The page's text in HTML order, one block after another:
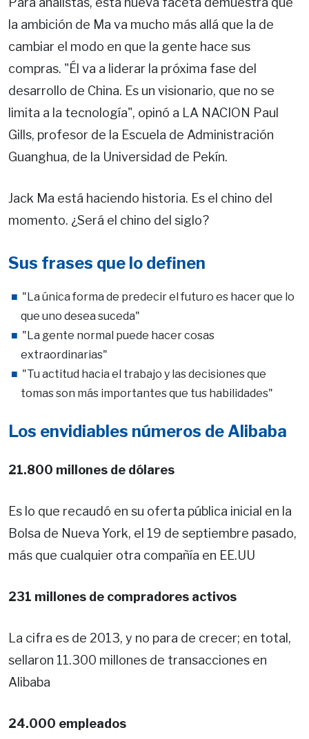
la ambición de Ma va mucho más allá que la de
cambiar el modo en que la gente hace sus
compras. "Él va a liderar la próxima fase del
desarrollo de China. Es un visionario, que no se
limita a la tecnología", opinó a LA NACION Paul
Gills, profesor de la Escuela de Administración
Guanghua, de la Universidad de Pekín.
Jack Ma está haciendo historia. Es el chino del
momento. ¿Será el chino del siglo?
Sus frases que lo definen
"La única forma de predecir el futuro es hacer que lo
que uno desea suceda"
"La gente normal puede hacer cosas
extraordinarias"
"Tu actitud hacia el trabajo y las decisiones que
tomas son más importantes que tus habilidades"
Los envidiables números de Alibaba
21.800 millones de dólares
Es lo que recaudó en su oferta pública inicial en la
Bolsa de Nueva York, el 19 de septiembre pasado,
más que cualquier otra compañía en EE.UU
231 millones de compradores activos
La cifra es de 2013, y no para de crecer; en total,
sellaron 11.300 millones de transacciones en
Alibaba
24.000 empleados